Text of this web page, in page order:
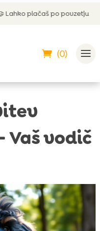
povzetju
(0)
Vaš vodič